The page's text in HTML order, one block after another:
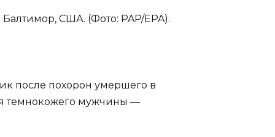
США. (Фото: PAP/EPA).
после похорон умершего в
темнокожего мужчины —